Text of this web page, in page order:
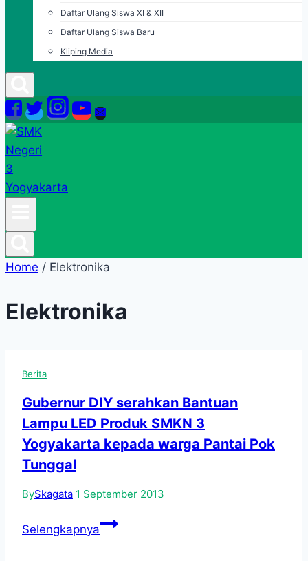
Daftar Ulang Siswa XI & XII
Daftar Ulang Siswa Baru
Kliping Media
Home / Elektronika
Elektronika
Berita
Gubernur DIY serahkan Bantuan
Lampu LED Produk SMKN 3
Yogyakarta kepada warga Pantai Pok
Tunggal
BySkagata 1 September 2013
SelengkapnyaGubernur